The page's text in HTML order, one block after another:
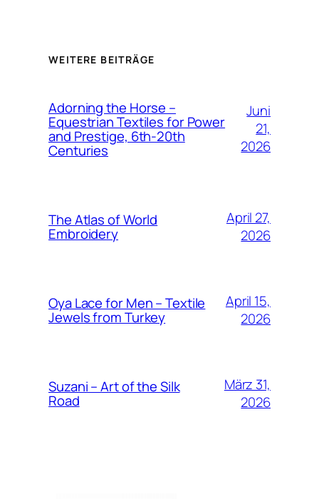
WEITERE BEITRÄGE
Adorning the Horse –
Equestrian Textiles for Power
and Prestige, 6th-20th
Centuries
Juni
21,
2026
The Atlas of World
Embroidery
April 27,
2026
Oya Lace for Men – Textile
Jewels from Turkey
April 15,
2026
Suzani – Art of the Silk
Road
März 31,
2026